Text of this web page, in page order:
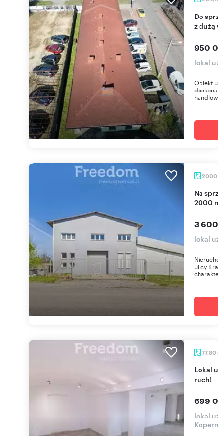
Do sprzedania obiekt usługowo-handlowy 652 m²
z dużą
950
lokal
Obiekt
2000
Na sprzedaż hala produkcyjno-magazynowa
2000
3
lokal
ulicy
77,80
Lokal użytkowy 78 m2 w centrum Opola - duży
ruch!
699
lokal